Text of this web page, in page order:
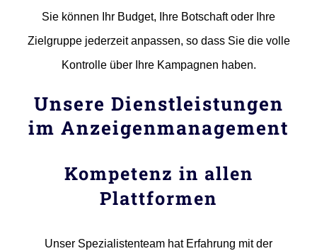
Sie können Ihr Budget, Ihre Botschaft oder Ihre
Zielgruppe jederzeit anpassen, so dass Sie die volle
Kontrolle über Ihre Kampagnen haben.
Unsere Dienstleistungen
im Anzeigenmanagement
Kompetenz in allen
Plattformen
Unser Spezialistenteam hat Erfahrung mit der